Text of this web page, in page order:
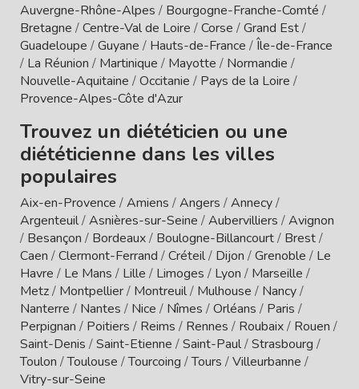
Auvergne-Rhône-Alpes / Bourgogne-Franche-Comté /
Bretagne /Centre-Val de Loire /Corse /Grand Est/
Guadeloupe /Guyane / Hauts-de-France /Île-de-France
/ La Réunion / Martinique / Mayotte / Normandie /
Nouvelle-Aquitaine /Occitanie / Pays de la Loire /
Provence-Alpes-Côte d'Azur
Trouvez un diététicien ou une
diététicienne dans les villes
populaires
Aix-en-Provence /Amiens /Angers /Annecy/
Argenteuil/Asnières-sur-Seine /Aubervilliers /Avignon
/ Besançon / Bordeaux/ Boulogne-Billancourt/ Brest/
Caen /Clermont-Ferrand /Créteil/ Dijon /Grenoble / Le
Havre / Le Mans / Lille / Limoges / Lyon / Marseille /
Metz/ Montpellier/ Montreuil/ Mulhouse / Nancy/
Nanterre / Nantes / Nice / Nîmes /Orléans / Paris /
Perpignan / Poitiers / Reims / Rennes / Roubaix/ Rouen /
Saint-Denis /Saint-Etienne /Saint-Paul/Strasbourg /
Toulon /Toulouse /Tourcoing /Tours /Villeurbanne /
Vitry-sur-Seine